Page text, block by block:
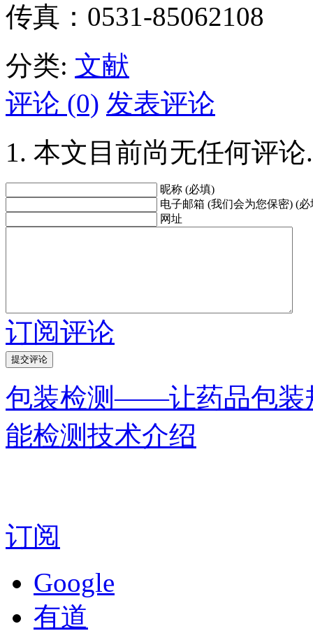
传真：0531-85062108
分类: 文献
评论 (0) 发表评论
本文目前尚无任何评论.
昵称 (必填)
电子邮箱 (我们会为您保密) (必
网址
订阅评论
包装检测——让药品包装
能检测技术介绍
订阅
Google
有道